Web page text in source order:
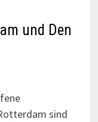
und Den
sind